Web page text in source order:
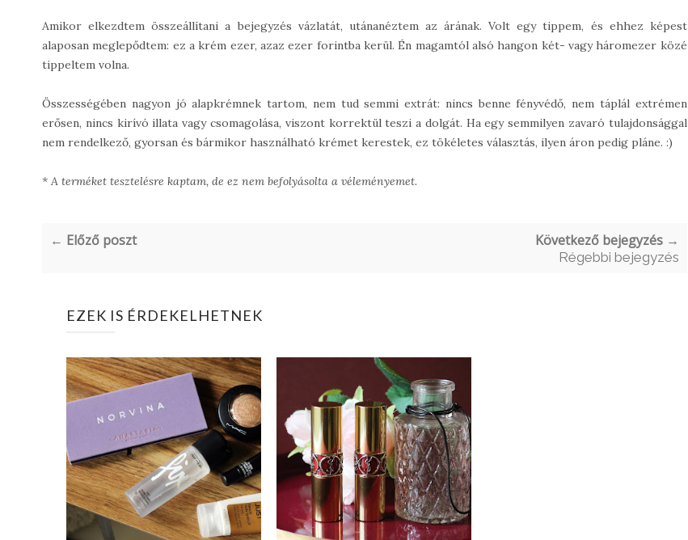
Amikor elkezdtem összeállítani a bejegyzés vázlatát, utánanéztem az árának. Volt egy tippem, és ehhez képest
alaposan meglepődtem: ez a krém ezer, azaz ezer forintba kerül. Én magamtól alsó hangon két- vagy háromezer közé
tippeltem volna.
Összességében nagyon jó alapkrémnek tartom, nem tud semmi extrát: nincs benne fényvédő, nem táplál extrémen
erősen, nincs kirívó illata vagy csomagolása, viszont korrektül teszi a dolgát. Ha egy semmilyen zavaró tulajdonsággal
nem rendelkező, gyorsan és bármikor használható krémet kerestek, ez tökéletes választás, ilyen áron pedig pláne. :)
* A terméket tesztelésre kaptam, de ez nem befolyásolta a véleményemet.
← Előző poszt Következő bejegyzés →
Régebbi bejegyzés
EZEK IS ÉRDEKELHETNEK